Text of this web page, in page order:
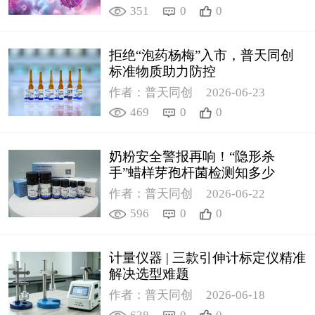
351 0 0
拒绝“泡药杨梅”入市，普天同创
标准物质助力防控
作者：普天同创
2026-06-23
469
0 0
奶粉安全警报再响！“隐形杀
手”蜡样芽孢杆菌检测知多少
作者：普天同创
2026-06-22
596
0 0
计量仪器 | 三款引伸计标定仪精准
解决选型难题
作者：普天同创
2026-06-18